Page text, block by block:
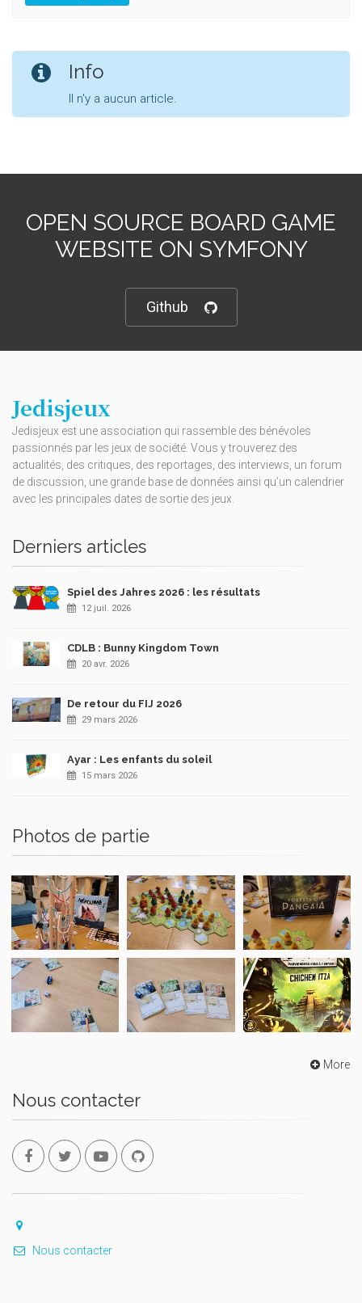
Info
Il n'y a aucun article.
OPEN SOURCE BOARD GAME
WEBSITE ON SYMFONY
Github
Jedisjeux
Jedisjeux est une association qui rassemble des bénévoles
passionnés par les jeux de société. Vous y trouverez des
actualités, des critiques, des reportages, des interviews, un forum
de discussion, une grande base de données ainsi qu’un calendrier
avec les principales dates de sortie des jeux.
Derniers articles
Spiel des Jahres 2026 : les résultats
12 juil. 2026
CDLB : Bunny Kingdom Town
20 avr. 2026
De retour du FIJ 2026
29 mars 2026
Ayar : Les enfants du soleil
15 mars 2026
Photos de partie
More
Nous contacter
Nous contacter